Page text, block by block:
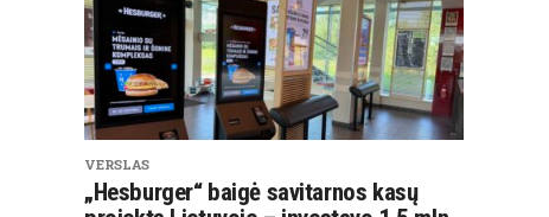
VERSLAS
„Hesburger“ baigė savitarnos kasų